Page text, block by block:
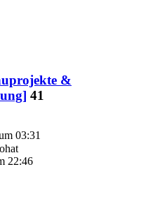
&
41
03:31
22:46